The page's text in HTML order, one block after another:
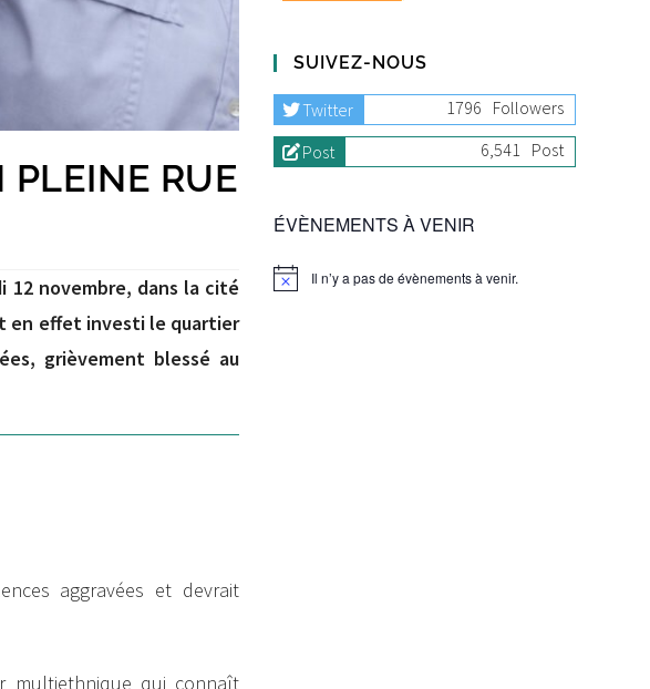
PLEINE RUE
12 novembre, dans la cité
en effet investi le quartier
grièvement blessé au
aggravées et devrait
multiethnique qui connaît
SUIVEZ-NOUS
Twitter 1796 Followers
Post
6,541 Post
ÉVÈNEMENTS À VENIR
Il n’y a pas de évènements à venir.